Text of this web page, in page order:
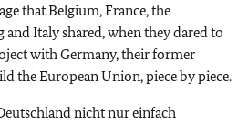
that Belgium, France, the
Italy shared, when they dared to
with Germany, their former
the European Union, piece by piece.
nicht nur einfach